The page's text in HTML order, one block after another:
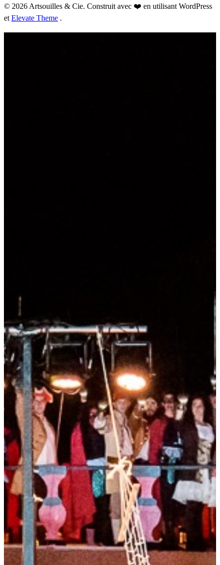
© 2026 Artsouilles & Cie. Construit avec ❤️ en utilisant WordPress
et Elevate Theme .